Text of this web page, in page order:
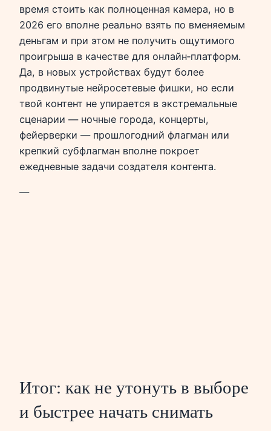
время стоить как полноценная камера, но в
2026 его вполне реально взять по вменяемым
деньгам и при этом не получить ощутимого
проигрыша в качестве для онлайн‑платформ.
Да, в новых устройствах будут более
продвинутые нейросетевые фишки, но если
твой контент не упирается в экстремальные
сценарии — ночные города, концерты,
фейерверки — прошлогодний флагман или
крепкий субфлагман вполне покроет
ежедневные задачи создателя контента.
—
Итог: как не утонуть в выборе
и быстрее начать снимать